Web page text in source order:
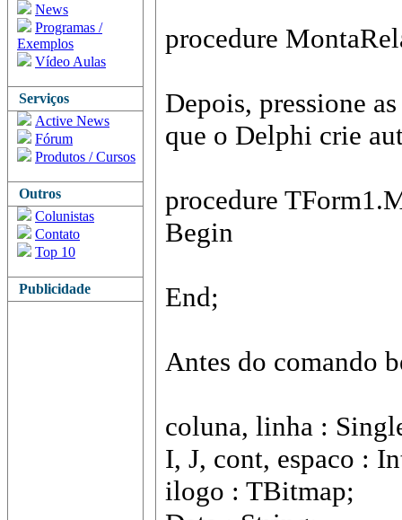
News
Programas /
Exemplos
Vídeo Aulas
Serviços
Active News
Fórum
Produtos / Cursos
Outros
Colunistas
Contato
Top 10
Publicidade
procedure
Depois, pressione
que o Delphi crie
procedure
Begin
End;
Antes do comando
coluna, linha :
I, J, cont, espaco :
ilogo : TBitmap;